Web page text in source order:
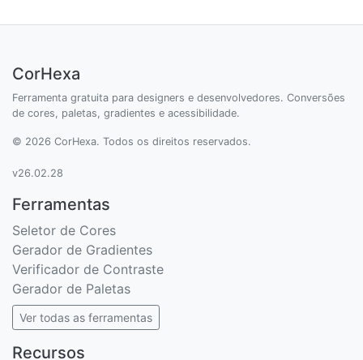
CorHexa
Ferramenta gratuita para designers e desenvolvedores. Conversões
de cores, paletas, gradientes e acessibilidade.
© 2026 CorHexa. Todos os direitos reservados.
v26.02.28
Ferramentas
Seletor de Cores
Gerador de Gradientes
Verificador de Contraste
Gerador de Paletas
Ver todas as ferramentas
Recursos